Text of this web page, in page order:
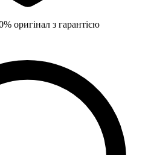
оригінал з гарантією